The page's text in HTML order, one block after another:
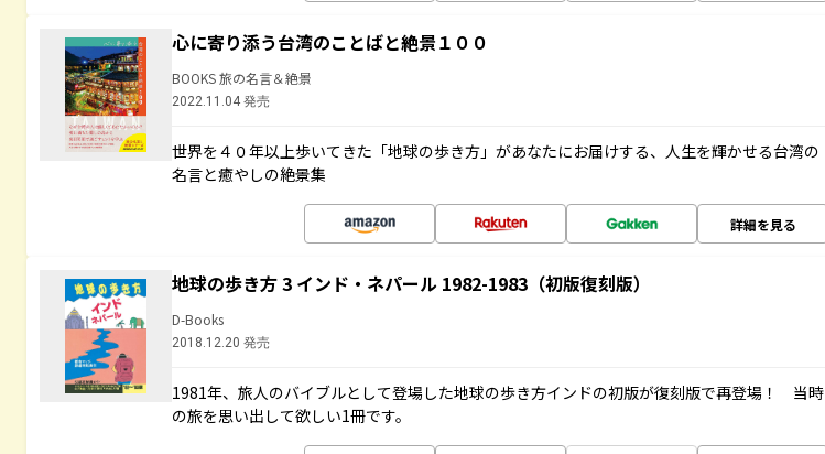
心に寄り添う台湾のことばと絶景１００
BOOKS 旅の名言＆絶景
2022.11.04 発売
世界を４０年以上歩いてきた「地球の歩き方」があなたにお届けする、人生を輝かせる台湾の
名言と癒やしの絶景集
詳細を見る
地球の歩き方 3 インド・ネパール 1982-1983（初版復刻版）
D-Books
2018.12.20 発売
1981年、旅人のバイブルとして登場した地球の歩き方インドの初版が復刻版で再登場！ 当時
の旅を思い出して欲しい1冊です。